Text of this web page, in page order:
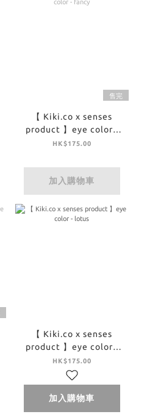
售完
【 Kiki.co x senses
product 】eye color -
fancy
HK$175.00
加入購物車
【 Kiki.co x senses
product 】eye color -
lotus
HK$175.00
加入購物車